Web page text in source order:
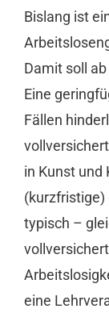
Kontakt
Bislang ist
Damit soll
Eine
Fällen
in Kunst und
(kurzfristige)
typisch –
eine